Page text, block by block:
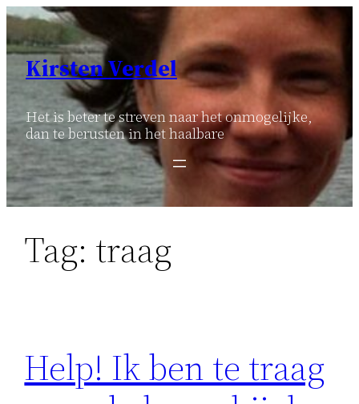
Ga
naar
inhoud
Kirsten Verdel
Het is beter te streven naar het onmogelijke,
dan te berusten in het haalbare
Tag: traag
Help! Ik ben te traag